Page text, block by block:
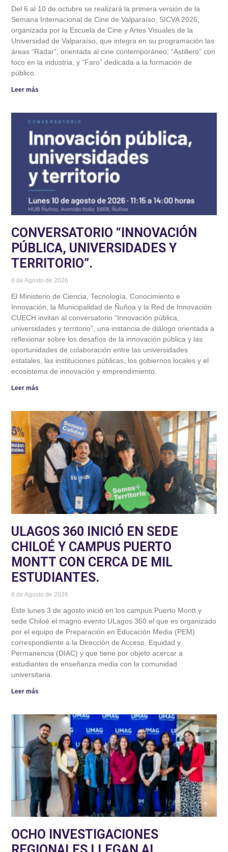
Del 6 al 10 de octubre se realizará la primera versión de la
Semana Internacional de Cine de Valparaíso, SICVA 2026,
organizada por la Escuela de Cine y Artes Visuales de la
Universidad de Valparaíso, que integra en su programación las
áreas “Radar”, orientada al cine contemporáneo; “Astillero” con
foco en la industria, y “Faro” dedicada a la formación de
público.
Leer más
CONVERSATORIO “INNOVACIÓN
PÚBLICA, UNIVERSIDADES Y
TERRITORIO”.
6 de Agosto de 2026
El Ministerio de Ciencia, Tecnología, Conocimiento e
Innovación, la Municipalidad de Ñuñoa y la Red de Innovación
CUECH invitan al conversatorio “Innovación pública,
universidades y territorio”, una instancia de diálogo orientada a
reflexionar sobre los desafíos de la innovación pública y las
oportunidades de colaboración entre las universidades
estatales, las instituciones públicas, los gobiernos locales y el
ecosistema de innovación y emprendimiento.
Leer más
ULAGOS 360 INICIÓ EN SEDE
CHILOÉ Y CAMPUS PUERTO
MONTT CON CERCA DE MIL
ESTUDIANTES.
6 de Agosto de 2026
Este lunes 3 de agosto inició en los campus Puerto Montt y
sede Chiloé el magno evento ULagos 360 el que es organizado
por el equipo de Preparación en Educación Media (PEM)
correspondiente a la Dirección de Acceso, Equidad y
Permanencia (DIAC) y que tiene por objeto acercar a
estudiantes de enseñanza media con la comunidad
universitaria.
Leer más
OCHO INVESTIGACIONES